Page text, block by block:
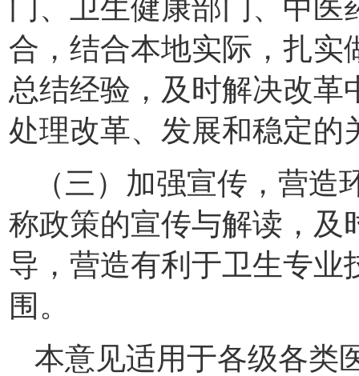
门、卫生健康部门、中
合，结合本地实际，扎实
总结经验，及时解决改革
处理改革、发展和稳定的
（三）加强宣传，营
称政策的宣传与解读，及
导，营造有利于卫生专业
围。
本意见适用于各级各类